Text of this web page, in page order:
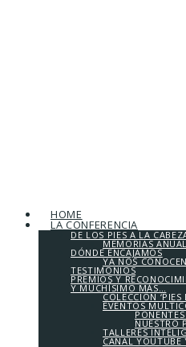
HOME
LA CONFERENCIA
DE LOS PIES A LA
MEMORIAS
DÓNDE ENCAJAMOS
YA NOS
TESTIMONIOS
PREMIOS Y
Y MUCHÍSIMO MÁS…
COLECCIÓN ‘PIES
EVENTOS
NUESTRO
TALLERES
CANAL YOUTUBE